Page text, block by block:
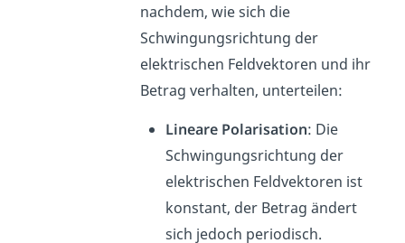
nachdem, wie sich die
Schwingungsrichtung der
elektrischen Feldvektoren und ihr
Betrag verhalten, unterteilen:
Lineare Polarisation: Die
Schwingungsrichtung der
elektrischen Feldvektoren ist
konstant, der Betrag ändert
sich jedoch periodisch.